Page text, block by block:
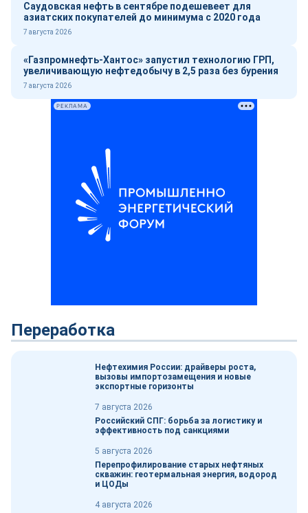
Саудовская нефть в сентябре подешевеет для
азиатских покупателей до минимума с 2020 года
7 августа 2026
«Газпромнефть-Хантос» запустил технологию ГРП,
увеличивающую нефтедобычу в 2,5 раза без бурения
7 августа 2026
РЕКЛАМА
Переработка
Нефтехимия России: драйверы роста,
вызовы импортозамещения и новые
экспортные горизонты
7 августа 2026
Российский СПГ: борьба за логистику и
эффективность под санкциями
5 августа 2026
Перепрофилирование старых нефтяных
скважин: геотермальная энергия, водород
и ЦОДы
4 августа 2026